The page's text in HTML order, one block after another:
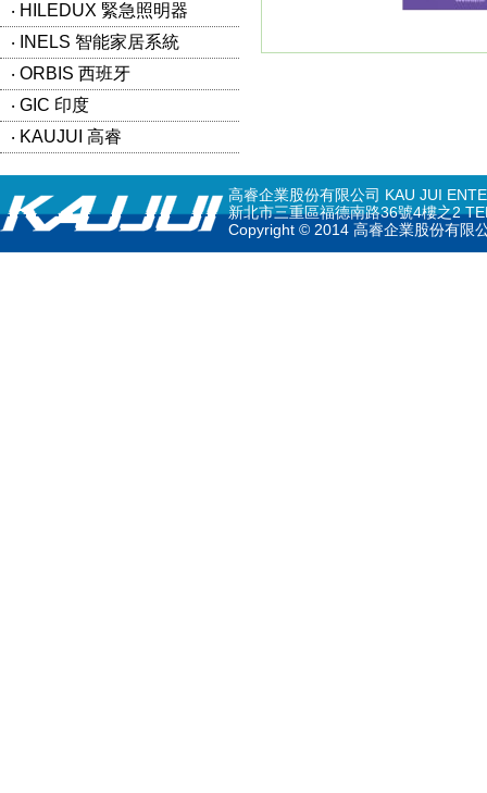
‧ HILEDUX 緊急照明器
‧ INELS 智能家居系統
‧ ORBIS 西班牙
‧ GIC 印度
‧ KAUJUI 高睿
高睿企業股份有限公司 KAU JUI
新北市三重區福德南路36號4樓之2
Copyright © 2014 高睿企業股份有限